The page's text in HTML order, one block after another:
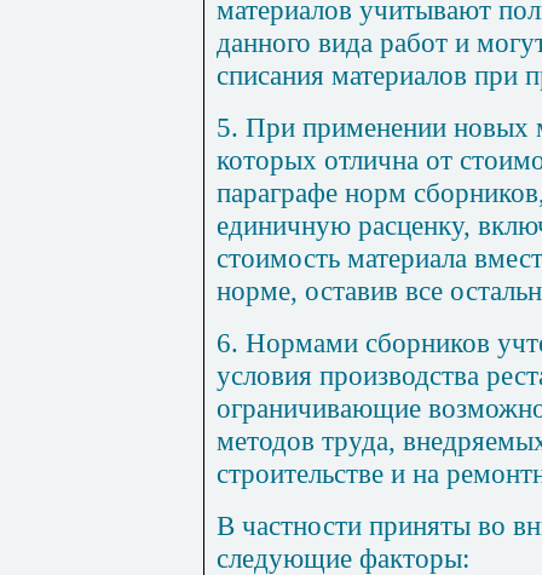
материалов учитывают
данного вида работ и
списания материалов при
5. При применении новых
которых отлична от
параграфе норм
единичную расценку,
стоимость материала
норме, оставив все
6. Нормами сборников
условия производства
ограничивающие
методов труда,
строительстве и на
В частности приняты во
следующие факторы: